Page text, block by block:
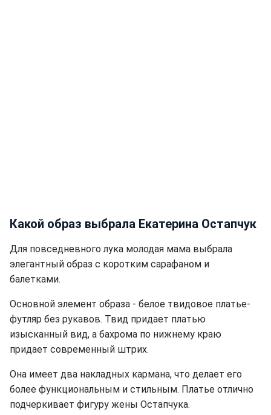
Какой образ выбрала Екатерина Остапчук
Для повседневного лука молодая мама выбрала
элегантный образ с коротким сарафаном и
балетками.
Основной элемент образа - белое твидовое платье-
футляр без рукавов. Твид придает платью
изысканный вид, а бахрома по нижнему краю
придает современный штрих.
Она имеет два накладных кармана, что делает его
более функциональным и стильным. Платье отлично
подчеркивает фигуру жены Остапчука.